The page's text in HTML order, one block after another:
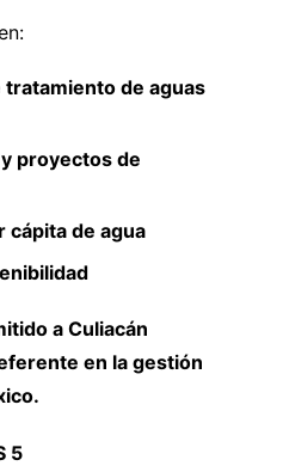
tratamiento de aguas
proyectos de
cápita de agua
a Culiacán
en la gestión
5